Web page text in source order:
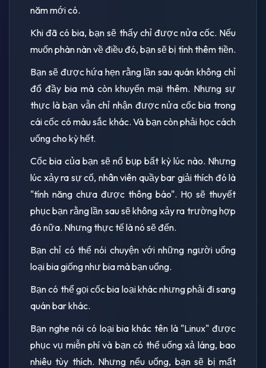
năm mới có.
Khi đã có bia, bạn sẽ thấy chỉ được nửa cốc. Nếu
muốn phàn nàn về điều đó, bạn sẽ bị tính thêm tiền.
Bạn sẽ được hứa hẹn rằng lần sau quán không chỉ
đổ đầy bia mà còn khuyến mại thêm. Nhưng sự
thực là bạn vẫn chỉ nhận được nửa cốc bia trong
cái cốc có màu sắc khác. Và bạn còn phải học cách
uống cho kỳ hết.
Cốc bia của bạn sẽ nổ bụp bất kỳ lúc nào. Nhưng
lúc xảy ra sự cố, nhân viên quầy bar giải thích đó là
"tính năng chưa được thông báo". Họ sẽ thuyết
phục bạn rằng lần sau sẽ không xảy ra trường hợp
đó nữa. Nhưng thực tế là nó sẽ đến.
Bạn chỉ có thể nói chuyện với những người uống
loại bia giống như bia mà bạn uống.
Bạn có thể gọi cốc bia loại khác nhưng phải đi sang
quán bar khác.
Bạn nghe nói có loại bia khác tên là "Linux" được
phục vụ miễn phí và bạn có thể uống xả láng, bao
nhiêu tùy thích. Nhưng nếu uống, bạn sẽ bị mất